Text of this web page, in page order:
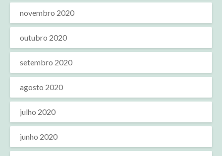
novembro 2020
outubro 2020
setembro 2020
agosto 2020
julho 2020
junho 2020